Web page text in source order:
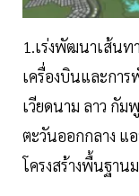
1.เร่งพัฒนาเส้นท
เครื่องบินและกา
เวียดนาม ลาว กัม
ตะวันออกกลาง แ
โครงสร้างพื้นฐาน